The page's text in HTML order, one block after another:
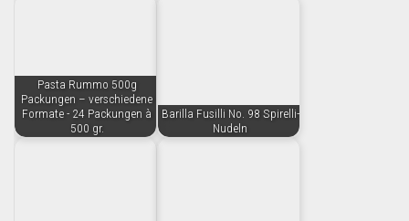
Pasta Rummo 500g
Packungen – verschiedene
Formate - 24 Packungen à
500 gr.
Barilla Fusilli No. 98 Spirelli-
Nudeln